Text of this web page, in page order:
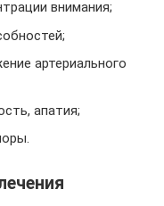
внимания;
артериального
апатия;